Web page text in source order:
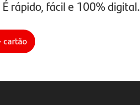
rápido, fácil e 100% digital.
cartão